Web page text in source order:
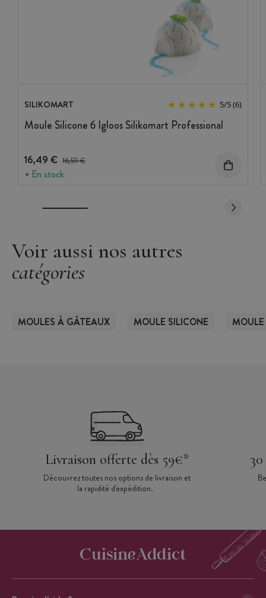
SILIKOMART 5/5(6)
Moule Silicone 6 Igloos Silikomart Professional
16,49 € Prix avant réduction :
16,59 €
En stock
Voir aussi nos autres
catégories
MOULES À GÂTEAUX MOULE SILICONE
Livraison offerte dès 59€*
Découvrez toutes nos options de livraison et
la rapidité d'expédition.